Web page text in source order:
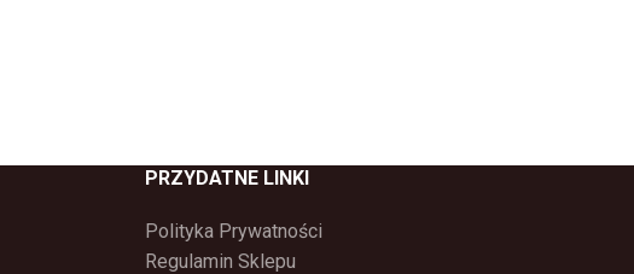
PRZYDATNE LINKI
Polityka Prywatności
Regulamin Sklepu